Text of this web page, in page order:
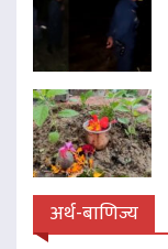
अर्थ-बाणिज्य